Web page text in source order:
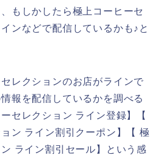
もしかしたら極上コーヒーセ
ンなどで配信しているかも♪と
レクションのお店がラインで
報を配信しているかを調べる
セレクション ライン登録】【
ン ライン割引クーポン】【 極
ライン割引セール】という感